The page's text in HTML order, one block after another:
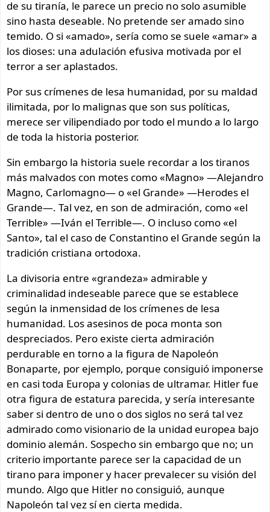
de su tiranía, le parece un precio no solo asumible
sino hasta deseable. No pretende ser amado sino
temido. O si «amado», sería como se suele «amar» a
los dioses: una adulación efusiva motivada por el
terror a ser aplastados.
Por sus crímenes de lesa humanidad, por su maldad
ilimitada, por lo malignas que son sus políticas,
merece ser vilipendiado por todo el mundo a lo largo
de toda la historia posterior.
Sin embargo la historia suele recordar a los tiranos
más malvados con motes como «Magno» —Alejandro
Magno, Carlomagno— o «el Grande» —Herodes el
Grande—. Tal vez, en son de admiración, como «el
Terrible» —Iván el Terrible—. O incluso como «el
Santo», tal el caso de Constantino el Grande según la
tradición cristiana ortodoxa.
La divisoria entre «grandeza» admirable y
criminalidad indeseable parece que se establece
según la inmensidad de los crímenes de lesa
humanidad. Los asesinos de poca monta son
despreciados. Pero existe cierta admiración
perdurable en torno a la figura de Napoleón
Bonaparte, por ejemplo, porque consiguió imponerse
en casi toda Europa y colonias de ultramar. Hitler fue
otra figura de estatura parecida, y sería interesante
saber si dentro de uno o dos siglos no será tal vez
admirado como visionario de la unidad europea bajo
dominio alemán. Sospecho sin embargo que no; un
criterio importante parece ser la capacidad de un
tirano para imponer y hacer prevalecer su visión del
mundo. Algo que Hitler no consiguió, aunque
Napoleón tal vez sí en cierta medida.